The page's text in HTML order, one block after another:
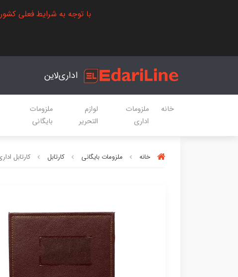
با توجه به شرایط فعلی
اداری‌لاین
خانه
ملزومات
اداری
لوازم
التحریر
ملزومات
بایگانی
خانه ملزومات بایگانی کارتابل کارتابل